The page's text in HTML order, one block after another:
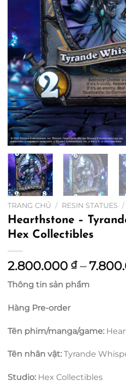
TRANG CHỦ / RESIN STATUES /
Hearthstone –
Hex Collectibles
2.800.000 ₫ –
Thông tin sản phẩm
Hàng Pre-order
Tên phim/manga/game:
Tên nhân vật: Tyrande
Studio: Hex Collectibles